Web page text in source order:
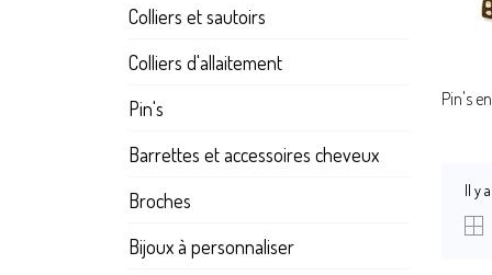
Colliers et sautoirs
Colliers d'allaitement
Pin's
Barrettes et accessoires cheveux
Broches
Bijoux à personnaliser
Pin's
Il y